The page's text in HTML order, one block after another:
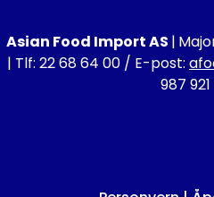
Asian Food Import AS |
| Tlf: 22 68 64 00 / E-post:
987